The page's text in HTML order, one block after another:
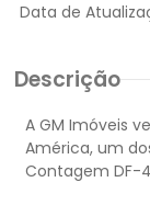
Data de
Descrição
A GM Imóveis
América, um
Contagem DF-